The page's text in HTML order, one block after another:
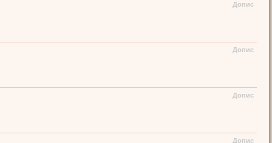
Допис
Допис
Допис
Допис